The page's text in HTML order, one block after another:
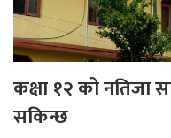
कक्षा १२ को नतिजा
सकिन्छ